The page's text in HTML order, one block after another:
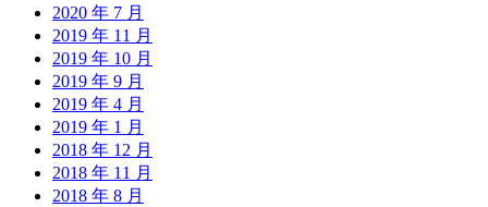
2020 年 7 月
2019 年 11 月
2019 年 10 月
2019 年 9 月
2019 年 4 月
2019 年 1 月
2018 年 12 月
2018 年 11 月
2018 年 8 月